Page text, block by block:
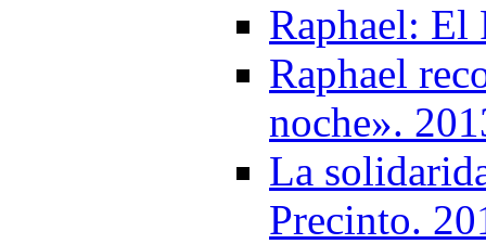
Raphael: El
Raphael
noche».
La
Precinto.